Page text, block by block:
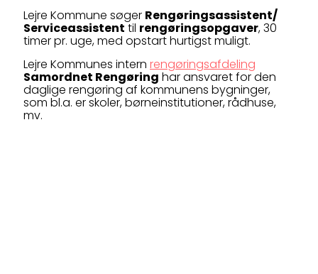
Lejre Kommune søger Rengøringsassistent/
Serviceassistent til rengøringsopgaver, 30
timer pr. uge, med opstart hurtigst muligt.
Lejre Kommunes intern rengøringsafdeling
Samordnet Rengøring har ansvaret for den
daglige rengøring af kommunens bygninger,
som bl.a. er skoler, børneinstitutioner, rådhuse,
mv.